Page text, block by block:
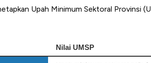
Upah Minimum Sektoral Provinsi